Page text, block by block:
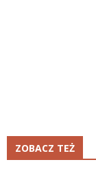
ZOBACZ TEŻ